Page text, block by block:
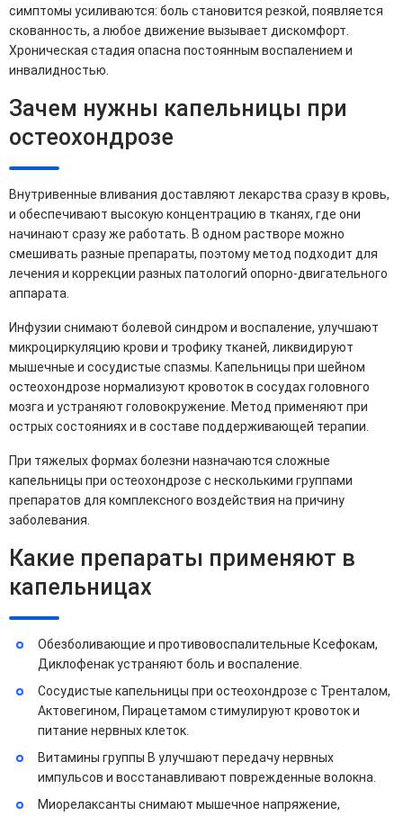
симптомы усиливаются: боль становится резкой, появляется
скованность, а любое движение вызывает дискомфорт.
Хроническая стадия опасна постоянным воспалением и
инвалидностью.
Зачем нужны капельницы при
остеохондрозе
Внутривенные вливания доставляют лекарства сразу в кровь,
и обеспечивают высокую концентрацию в тканях, где они
начинают сразу же работать. В одном растворе можно
смешивать разные препараты, поэтому метод подходит для
лечения и коррекции разных патологий опорно-двигательного
аппарата.
Инфузии снимают болевой синдром и воспаление, улучшают
микроциркуляцию крови и трофику тканей, ликвидируют
мышечные и сосудистые спазмы. Капельницы при шейном
остеохондрозе нормализуют кровоток в сосудах головного
мозга и устраняют головокружение. Метод применяют при
острых состояниях и в составе поддерживающей терапии.
При тяжелых формах болезни назначаются сложные
капельницы при остеохондрозе с несколькими группами
препаратов для комплексного воздействия на причину
заболевания.
Какие препараты применяют в
капельницах
Обезболивающие и противовоспалительные Ксефокам,
Диклофенак устраняют боль и воспаление.
Сосудистые капельницы при остеохондрозе с Тренталом,
Актовегином, Пирацетамом стимулируют кровоток и
питание нервных клеток.
Витамины группы B улучшают передачу нервных
импульсов и восстанавливают поврежденные волокна.
Миорелаксанты снимают мышечное напряжение,